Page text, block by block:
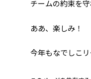
チームの約束を
ああ、楽しみ！
今年もなでしこ